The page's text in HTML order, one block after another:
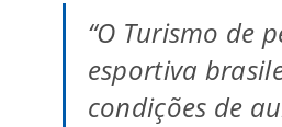
“O Turismo de
esportiva
condições de